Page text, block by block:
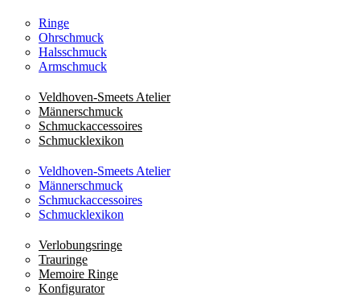
Ringe
Ohrschmuck
Halsschmuck
Armschmuck
Veldhoven-Smeets Atelier
Männerschmuck
Schmuckaccessoires
Schmucklexikon
Veldhoven-Smeets Atelier
Männerschmuck
Schmuckaccessoires
Schmucklexikon
Verlobungsringe
Trauringe
Memoire Ringe
Konfigurator